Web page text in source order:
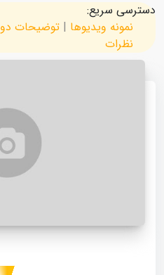
دسترسی سریع:
نمونه ویدیوها| توضیحات دوره
نظرات